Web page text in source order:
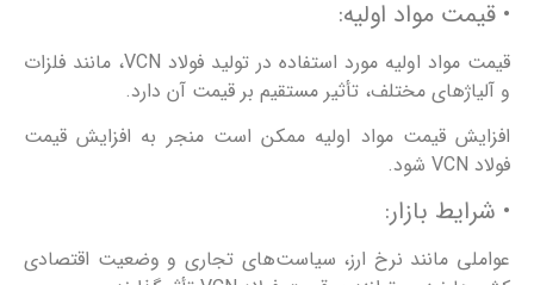
• قیمت مواد اولیه:
قیمت مواد اولیه مورد استفاده در تولید فولاد VCN، مانند فلزات
و آلیاژهای مختلف، تأثیر مستقیم بر قیمت آن دارد.
افزایش قیمت مواد اولیه ممکن است منجر به افزایش قیمت
فولاد VCN شود.
• شرایط بازار:
عواملی مانند نرخ ارز، سیاست‌های تجاری و وضعیت اقتصادی